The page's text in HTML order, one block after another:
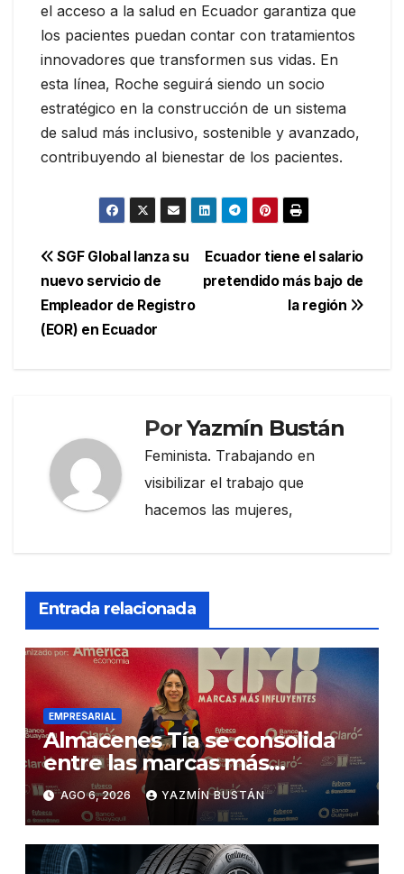
el acceso a la salud en Ecuador garantiza que
los pacientes puedan contar con tratamientos
innovadores que transformen sus vidas. En
esta línea, Roche seguirá siendo un socio
estratégico en la construcción de un sistema
de salud más inclusivo, sostenible y avanzado,
contribuyendo al bienestar de los pacientes.
Navegación
de
entradas
Ecuador tiene el salario
pretendido más bajo de
la región
SGF Global lanza su
nuevo servicio de
Empleador de Registro
(EOR) en Ecuador
PorYazmín Bustán
Feminista. Trabajando en
visibilizar el trabajo que
hacemos las mujeres,
Entrada relacionada
EMPRESARIAL
Almacenes Tía se consolida
entre las marcas más
influyentes del Ecuador
AGO 6, 2026 YAZMÍN BUSTÁN